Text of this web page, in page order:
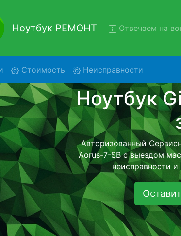
Ноутбук РЕМОНТ Отвечаем на
(current)Стоимость Неисправности
Ремонт
Ремонт ноутбуков Gigabyte
помощью нашей
дальнейшего более
останется